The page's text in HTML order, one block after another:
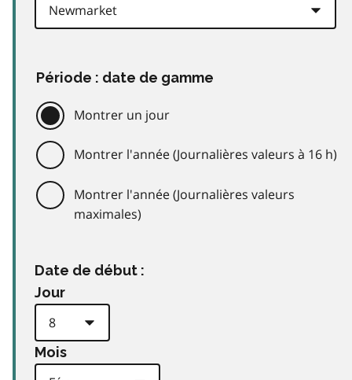
Période : date de gamme
Montrer un jour
Montrer l'année (Journalières valeurs à 16 h)
Montrer l'année (Journalières valeurs
maximales)
Date de début :
Jour
Mois